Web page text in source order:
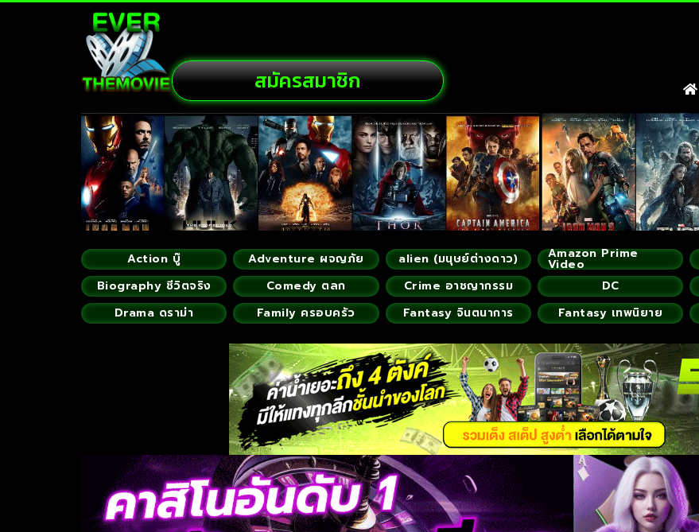
สมัครสมาชิก
Action บู๊ Adventure ผจญภัย alien (มนุษย์ต่างดาว) Amazon Prime
Video
Biography ชีวิตจริง
Comedy ตลก Crime อาชญากรรม DC
Drama ดราม่า
Family ครอบครัว Fantasy จินตนาการ Fantasy เทพนิยาย